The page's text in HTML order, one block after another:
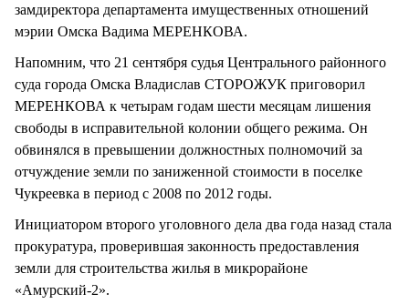
замдиректора департамента имущественных отношений
мэрии Омска Вадима МЕРЕНКОВА.
Напомним, что 21 сентября судья Центрального районного
суда города Омска Владислав СТОРОЖУК приговорил
МЕРЕНКОВА к четырам годам шести месяцам лишения
свободы в исправительной колонии общего режима. Он
обвинялся в превышении должностных полномочий за
отчуждение земли по заниженной стоимости в поселке
Чукреевка в период с 2008 по 2012 годы.
Инициатором второго уголовного дела два года назад стала
прокуратура, проверившая законность предоставления
земли для строительства жилья в микрорайоне
«Амурский-2».